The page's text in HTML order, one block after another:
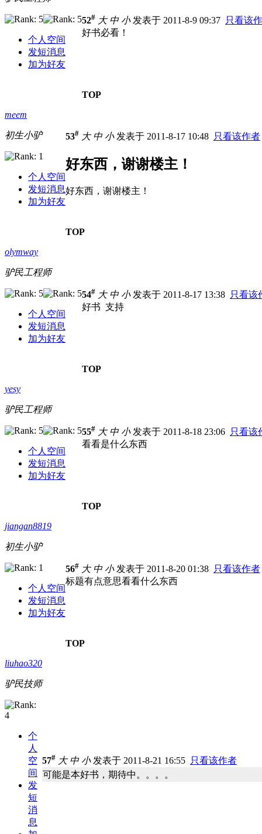
个人空间
发短消息
加为好友
52# 大 中 小发表于 2011-8-9 09:37 只看该
好书必看！
TOP
meem
初生小驴
个人空间
发短消息
加为好友
53# 大 中 小发表于 2011-8-17 10:48 只看该作者
好东西，谢谢楼主！
好东西，谢谢楼主！
TOP
olymway
驴民工程师
个人空间
发短消息
加为好友
54# 大 中 小发表于 2011-8-17 13:38 只看该
好书 支持
TOP
yesy
驴民工程师
个人空间
发短消息
加为好友
55# 大 中 小发表于 2011-8-18 23:06 只看该
看看是什么东西
TOP
jiangan8819
初生小驴
个人空间
发短消息
加为好友
56# 大 中 小发表于 2011-8-20 01:38 只看该作者
标题有点意思看看什么东西
TOP
liuhao320
驴民技师
个
人
空
间
发
短
消
息
57# 大 中 小发表于 2011-8-21 16:55 只看该作者
可能是本好书，期待中。。。。